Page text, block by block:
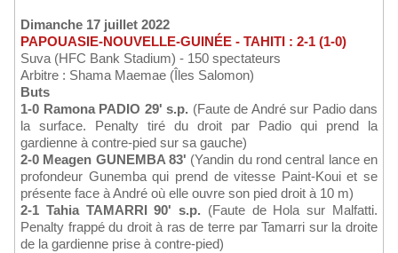
Dimanche 17 juillet 2022
PAPOUASIE-NOUVELLE-GUINÉE - TAHITI : 2-1 (1-0)
Suva (HFC Bank Stadium) - 150 spectateurs
Arbitre : Shama Maemae (Îles Salomon)
Buts
1-0 Ramona PADIO 29' s.p. (Faute de André sur Padio dans
la surface. Penalty tiré du droit par Padio qui prend la
gardienne à contre-pied sur sa gauche)
2-0 Meagen GUNEMBA 83' (Yandin du rond central lance en
profondeur Gunemba qui prend de vitesse Paint-Koui et se
présente face à André où elle ouvre son pied droit à 10 m)
2-1 Tahia TAMARRI 90' s.p. (Faute de Hola sur Malfatti.
Penalty frappé du droit à ras de terre par Tamarri sur la droite
de la gardienne prise à contre-pied)